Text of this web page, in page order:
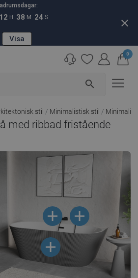
12 H 38 M 24 S
Visa
close
search
0
stil Minimalistisk stil
med ribbad fristående